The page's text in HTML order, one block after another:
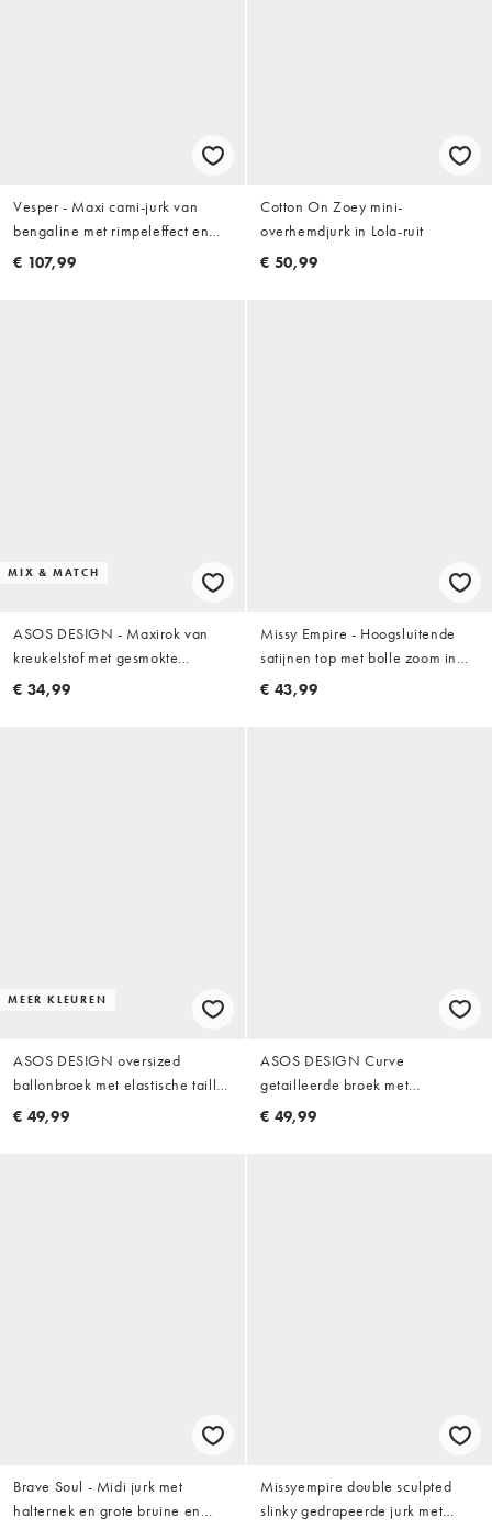
Vesper - Maxi cami-jurk van
bengaline met rimpeleffect en
bandjes in kobaltblauw
€ 107,99
Cotton On Zoey mini-
overhemdjurk in Lola-ruit
€ 50,99
MIX & MATCH
ASOS DESIGN - Maxirok van
kreukelstof met gesmokte
tailleband in wit, deel van co-ord
€ 34,99
Missy Empire - Hoogsluitende
satijnen top met bolle zoom in
citroengeel
€ 43,99
MEER KLEUREN
ASOS DESIGN oversized
ballonbroek met elastische taille
in ecru
€ 49,99
ASOS DESIGN Curve
getailleerde broek met
watervaldetail en ballonpijpen in
€ 49,99
Brave Soul - Midi jurk met
halternek en grote bruine en
Missyempire double sculpted
slinky gedrapeerde jurk met